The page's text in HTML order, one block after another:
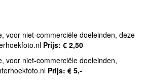
voor niet-commerciële doeleinden, deze
Prijs: € 2,50
voor niet-commerciële doeleinden,
Prijs: € 5,-